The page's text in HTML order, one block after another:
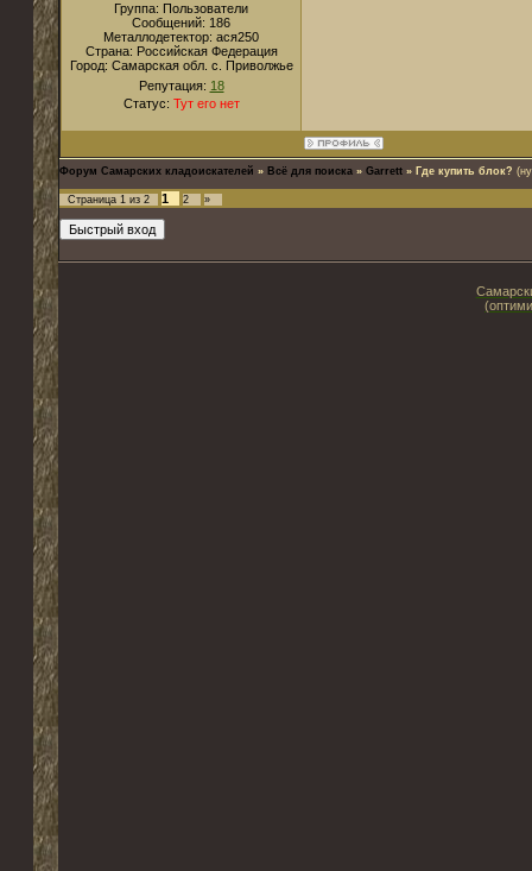
Группа: Пользователи
Сообщений: 186
Металлодетектор: ася250
Страна: Российская Федерация
Город: Самарская обл. с. Приволжье
Репутация: 18
Статус: Тут его нет
Форум Самарских кладоискателей » Всё для поиска » Garrett » Где купить блок?
Страница 1 из 2 1 2 »